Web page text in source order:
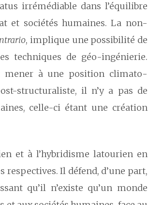
irrémédiable dans l’équilibre
et sociétés humaines. La non-
, implique une possibilité de
techniques de géo-ingénierie.
mener à une position climato-
structuraliste, il n’y a pas de
celle-ci étant une création
et à l’hybridisme latourien en
Il défend, d’une part,
qu’il n’existe qu’un monde